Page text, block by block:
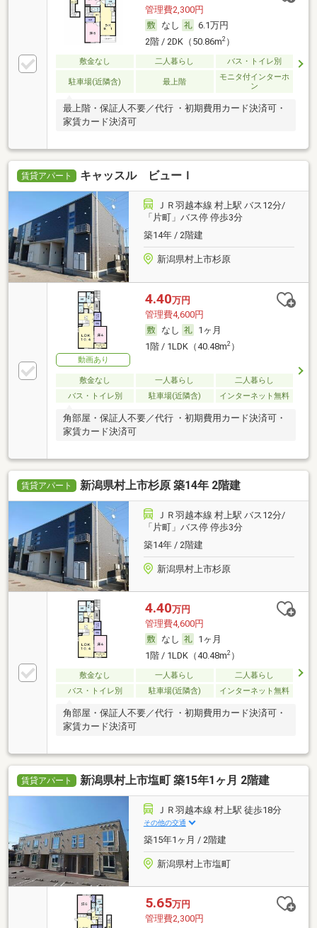
管理費2,300円
なし
6.1万円
2階 / 2DK（50.86m2）
敷金なし 二人暮らし バス・トイレ別
駐車場(近隣含) 最上階
モニタ付インターホ
ン
最上階・保証人不要／代行 ・初期費用カード決済可・
家賃カード決済可
賃貸アパート キャッスル ビューＩ
ＪＲ羽越本線 村上駅 バス12分/
「片町」バス停 停歩3分
築14年 / 2階建
新潟県村上市杉原
動画あり
4.40万円
管理費4,600円
なし
1ヶ月
1階 / 1LDK（40.48m2）
敷金なし 一人暮らし
二人暮らし
バス・トイレ別
駐車場(近隣含) インターネット無料
角部屋・保証人不要／代行 ・初期費用カード決済可・
家賃カード決済可
賃貸アパート 新潟県村上市杉原 築14年 2階建
ＪＲ羽越本線 村上駅 バス12分/
「片町」バス停 停歩3分
築14年 / 2階建
新潟県村上市杉原
4.40万円
管理費4,600円
なし
1ヶ月
1階 / 1LDK（40.48m2）
敷金なし 一人暮らし
二人暮らし
バス・トイレ別
駐車場(近隣含) インターネット無料
角部屋・保証人不要／代行 ・初期費用カード決済可・
家賃カード決済可
賃貸アパート 新潟県村上市塩町 築15年1ヶ月 2階建
ＪＲ羽越本線 村上駅 徒歩18分
その他の交通
築15年1ヶ月 / 2階建
新潟県村上市塩町
5.65万円
管理費2,300円